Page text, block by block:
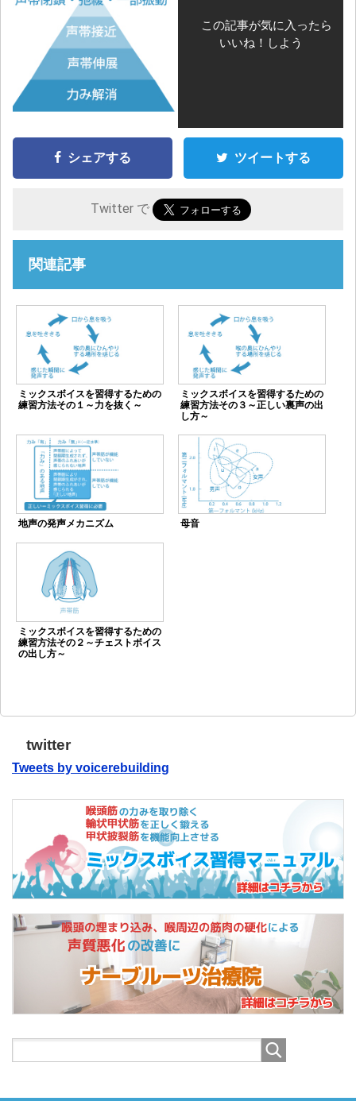
この記事が気に入ったら
いいね！しよう
シェアする ツイートする
Twitter で
関連記事
ミックスボイスを習得するための
練習方法その１～力を抜く～
ミックスボイスを習得するための
練習方法その３～正しい裏声の出
し方～
地声の発声メカニズム 母音
ミックスボイスを習得するための
練習方法その２～チェストボイス
の出し方～
twitter
Tweets by voicerebuilding